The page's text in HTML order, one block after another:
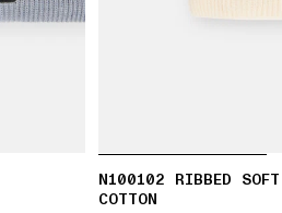
N100102 RIBBED
COTTON